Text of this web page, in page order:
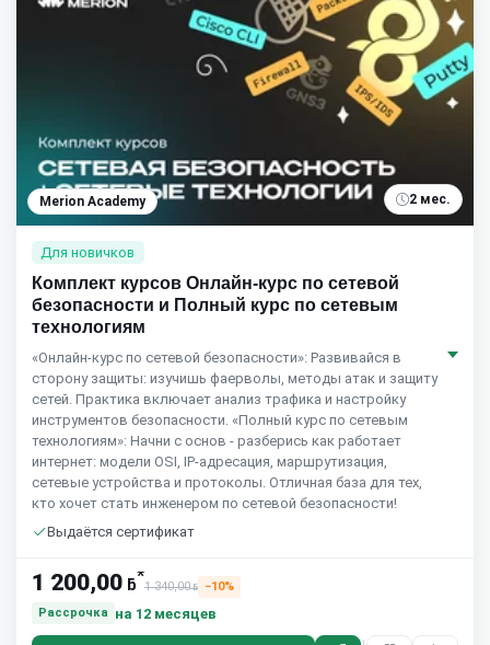
Merion Academy 2 мес.
Для новичков
Комплект курсов Онлайн-курс по сетевой
безопасности и Полный курс по сетевым
технологиям
«Онлайн-курс по сетевой безопасности»: Развивайся в
сторону защиты: изучишь фаерволы, методы атак и защиту
сетей. Практика включает анализ трафика и настройку
инструментов безопасности. «Полный курс по сетевым
технологиям»: Начни с основ - разберись как работает
интернет: модели OSI, IP-адресация, маршрутизация,
сетевые устройства и протоколы. Отличная база для тех,
кто хочет стать инженером по сетевой безопасности!
Выдаётся сертификат
1 200,00 ƃ*
1 340,00ƃ
−10%
Рассрочка
на 12 месяцев